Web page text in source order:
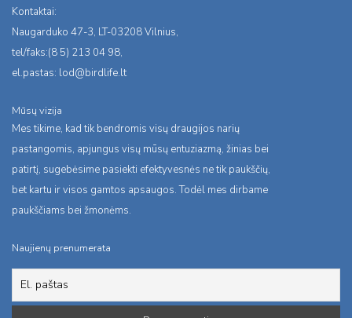
Kontaktai:
Naugarduko 47-3, LT-03208 Vilnius,
tel/faks:(8 5) 213 04 98,
el.pastas: lod@birdlife.lt
Mūsų vizija
Mes tikime, kad tik bendromis visų draugijos narių
pastangomis, apjungus visų mūsų entuziazmą, žinias bei
patirtį, sugebėsime pasiekti efektyvesnės ne tik paukščių,
bet kartu ir visos gamtos apsaugos. Todėl mes dirbame
paukščiams bei žmonėms.
Naujienų prenumerata